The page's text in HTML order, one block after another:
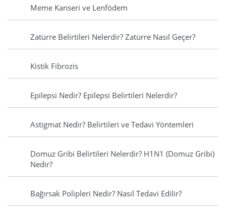
Meme Kanseri ve Lenfödem
Zatürre Belirtileri Nelerdir? Zatürre Nasıl Geçer?
Kistik Fibrozis
Epilepsi Nedir? Epilepsi Belirtileri Nelerdir?
Astigmat Nedir? Belirtileri ve Tedavi Yöntemleri
Domuz Gribi Belirtileri Nelerdir? H1N1 (Domuz Gribi)
Nedir?
Bağırsak Polipleri Nedir? Nasıl Tedavi Edilir?